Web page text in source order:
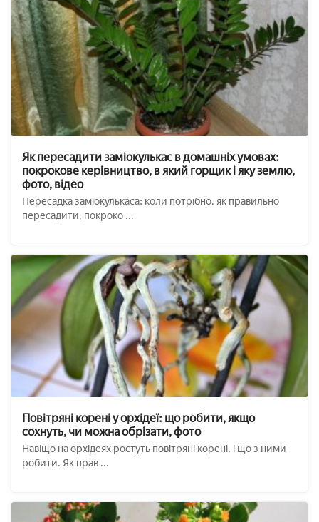
Як пересадити заміокулькас в домашніх умовах:
покрокове керівництво, в який горщик і яку землю,
фото, відео
Пересадка заміокулькаса: коли потрібно, як правильно
пересадити, покроко ...
Повітряні корені у орхідеї: що робити, якщо
сохнуть, чи можна обрізати, фото
Навіщо на орхідеях ростуть повітряні корені, і що з ними
робити. Як прав ...